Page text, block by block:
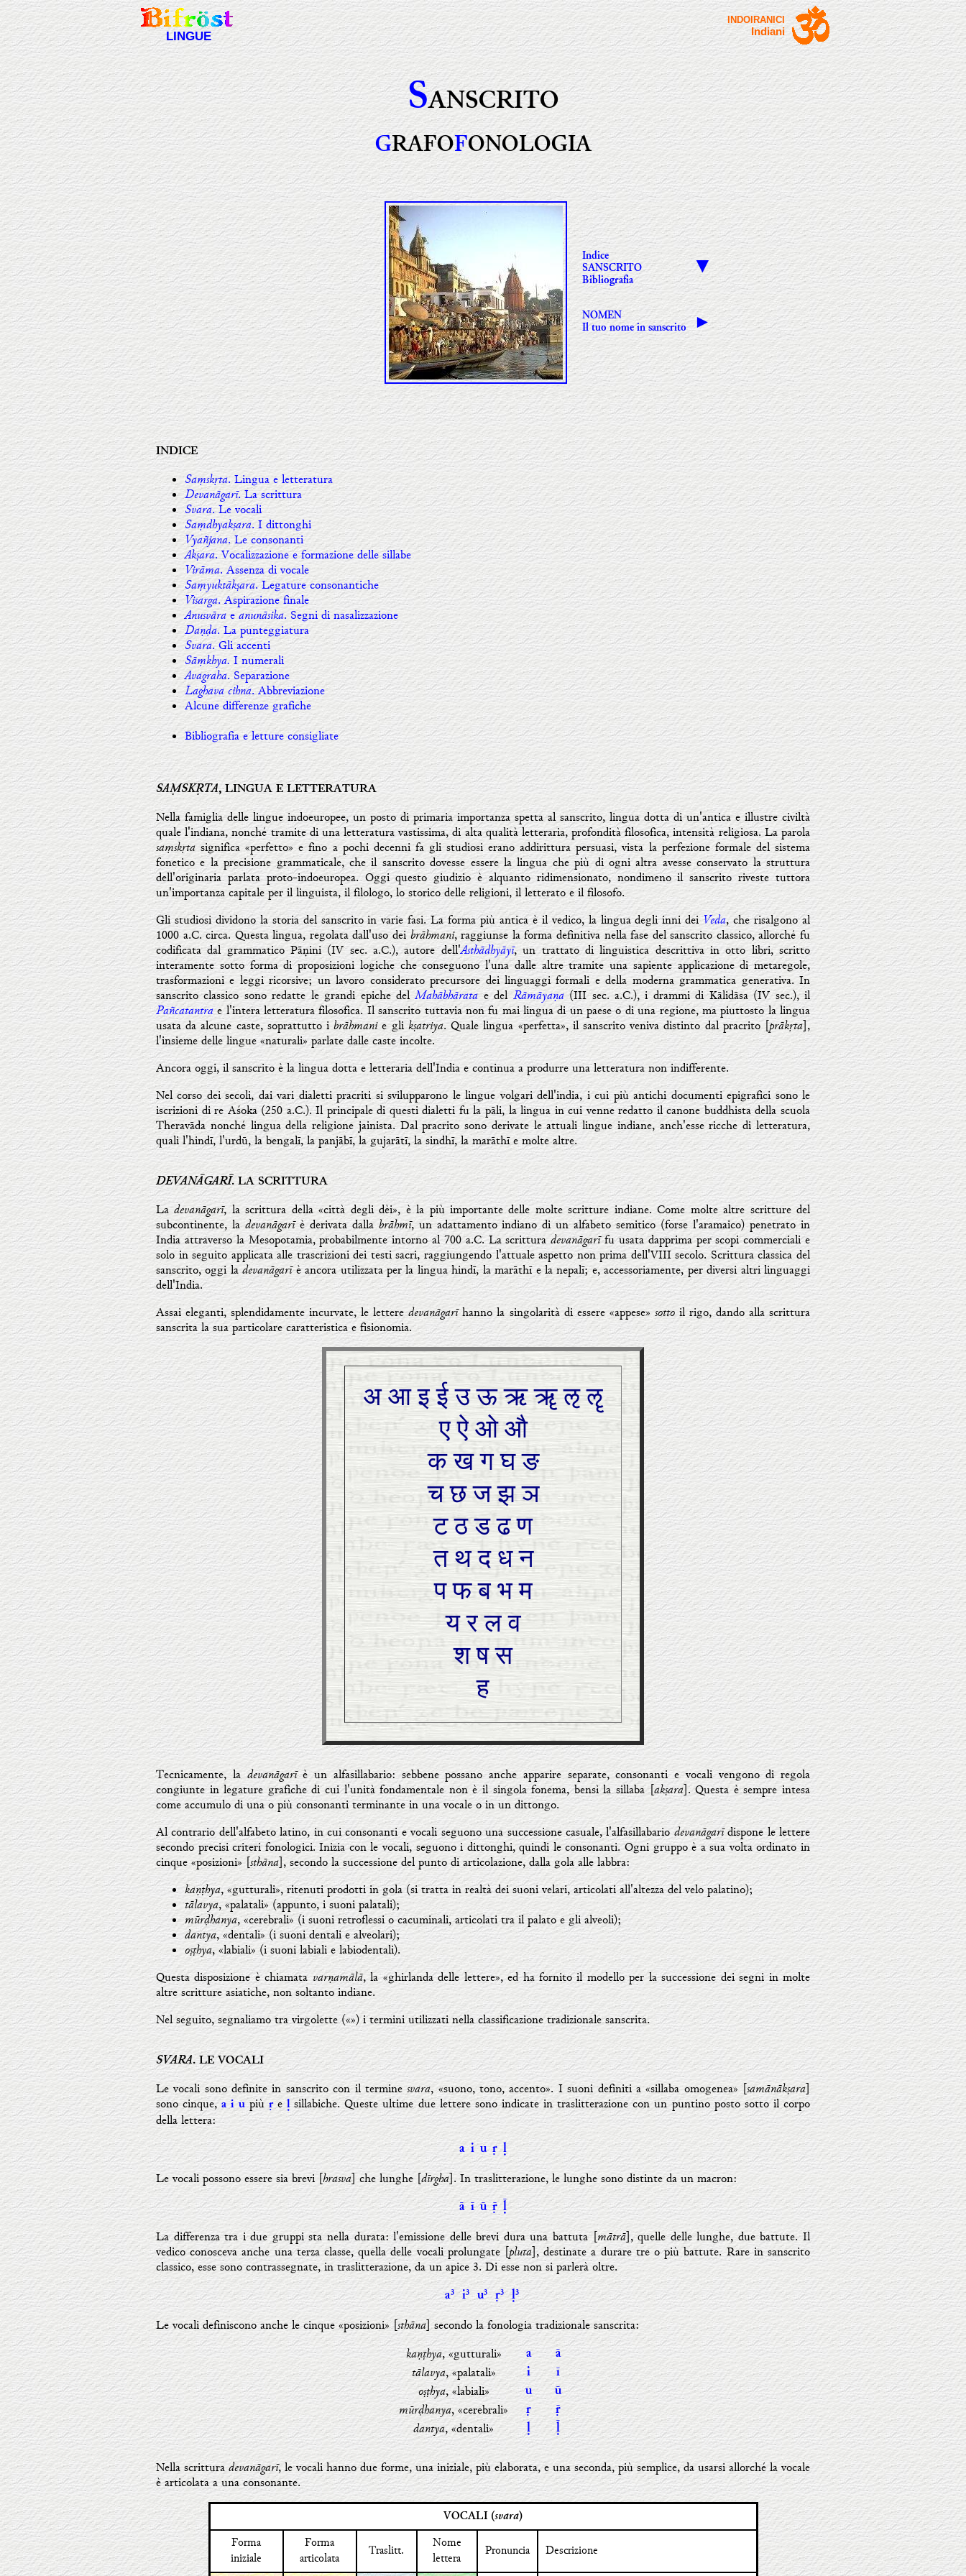
LINGUE
INDOIRANICI
Indiani
SANSCRITO
GRAFOFONOLOGIA
Indice
SANSCRITO
Bibliografia
▼
NOMEN
Il tuo nome in sanscrito
►
INDICE
Saṃskṛta. Lingua e letteratura
Devanāgarī. La scrittura
Svara. Le vocali
Saṃdhyakṣara. I dittonghi
Vyañjana. Le consonanti
Akṣara. Vocalizzazione e formazione delle sillabe
Virāma. Assenza di vocale
Saṃyuktākṣara. Legature consonantiche
Visarga. Aspirazione finale
Anusvāraeanunāsika. Segni di nasalizzazione
Daṇḍa. La punteggiatura
Svara. Gli accenti
Sāṃkhya. I numerali
Avagraha. Separazione
Laghava cihna. Abbreviazione
Alcune differenze grafiche
Bibliografia e letture consigliate
SAṂSKṚTA, LINGUA E LETTERATURA
Nella famiglia delle lingue indoeuropee, un posto di primaria importanza spetta al sanscrito, lingua dotta di un'antica e illustre civiltà
quale l'indiana, nonché tramite di una letteratura vastissima, di alta qualità letteraria, profondità filosofica, intensità religiosa. La parola
saṃskṛta significa «perfetto» e fino a pochi decenni fa gli studiosi erano addirittura persuasi, vista la perfezione formale del sistema
fonetico e la precisione grammaticale, che il sanscrito dovesse essere la lingua che più di ogni altra avesse conservato la struttura
dell'originaria parlata proto-indoeuropea. Oggi questo giudizio è alquanto ridimensionato, nondimeno il sanscrito riveste tuttora
un'importanza capitale per il linguista, il filologo, lo storico delle religioni, il letterato e il filosofo.
Gli studiosi dividono la storia del sanscrito in varie fasi. La forma più antica è il vedico, la lingua degli inni deiVeda, che risalgono al
1000 a.C. circa. Questa lingua, regolata dall'uso deibrāhmani, raggiunse la forma definitiva nella fase del sanscrito classico, allorché fu
codificata dal grammatico Pāṇini (IV sec. a.C.), autore dell'Asthādhyāyī, un trattato di linguistica descrittiva in otto libri, scritto
interamente sotto forma di proposizioni logiche che conseguono l'una dalle altre tramite una sapiente applicazione di metaregole,
trasformazioni e leggi ricorsive; un lavoro considerato precursore dei linguaggi formali e della moderna grammatica generativa. In
sanscrito classico sono redatte le grandi epiche delMahābhāratae del Rāmāyaṇa(III sec. a.C.), i drammi di Kālidāsa (IV sec.), il
Pañcatantra e l'intera letteratura filosofica. Il sanscrito tuttavia non fu mai lingua di un paese o di una regione, ma piuttosto la lingua
usata da alcune caste, soprattutto ibrāhmanie glikṣatriya. Quale lingua «perfetta», il sanscrito veniva distinto dal pracrito [prākṛta],
l'insieme delle lingue «naturali» parlate dalle caste incolte.
Ancora oggi, il sanscrito è la lingua dotta e letteraria dell'India e continua a produrre una letteratura non indifferente.
Nel corso dei secoli, dai vari dialetti pracriti si svilupparono le lingue volgari dell'india, i cui più antichi documenti epigrafici sono le
iscrizioni di re Aśoka (250 a.C.). Il principale di questi dialetti fu la pāli, la lingua in cui venne redatto il canone buddhista della scuola
Theravāda nonché lingua della religione jainista. Dal pracrito sono derivate le attuali lingue indiane, anch'esse ricche di letteratura,
quali l'hindī, l'urdū, la bengalī, la panjābī, la gujarātī, la sindhī, la marāthī e molte altre.
DEVANĀGARĪ. LA SCRITTURA
Ladevanāgarī, la scrittura della «città degli dèi», è la più importante delle molte scritture indiane. Come molte altre scritture del
subcontinente, la devanāgarīè derivata dalla brāhmī, un adattamento indiano di un alfabeto semitico (forse l'aramaico) penetrato in
India attraverso la Mesopotamia, probabilmente intorno al 700 a.C. La scritturadevanāgarīfu usata dapprima per scopi commerciali e
solo in seguito applicata alle trascrizioni dei testi sacri, raggiungendo l'attuale aspetto non prima dell'VIII secolo. Scrittura classica del
sanscrito, oggi ladevanāgarīè ancora utilizzata per la lingua hindī, la marāthī e la nepalī; e, accessoriamente, per diversi altri linguaggi
dell'India.
Assai eleganti, splendidamente incurvate, le letteredevanāgarīhanno la singolarità di essere «appese» sottoil rigo, dando alla scrittura
sanscrita la sua particolare caratteristica e fisionomia.
अ आ इ ई उ ऊ ऋ ॠ ऌ ॡ
ए ऐ ओ औ
क ख ग घ ङ
च छ ज झ ञ
ट ठ ड ढ ण
त थ द ध न
प फ ब भ म
य र ल व
श ष स
ह
Tecnicamente, ladevanāgarīè un alfasillabario: sebbene possano anche apparire separate, consonanti e vocali vengono di regola
congiunte in legature grafiche di cui l'unità fondamentale non è il singola fonema, bensì la sillaba [akṣara]. Questa è sempre intesa
come accumulo di una o più consonanti terminante in una vocale o in un dittongo.
Al contrario dell'alfabeto latino, in cui consonanti e vocali seguono una successione casuale, l'alfasillabariodevanāgarīdispone le lettere
secondo precisi criteri fonologici. Inizia con le vocali, seguono i dittonghi, quindi le consonanti. Ogni gruppo è a sua volta ordinato in
cinque «posizioni» [sthāna], secondo la successione del punto di articolazione, dalla gola alle labbra:
kaṇṭhya, «gutturali», ritenuti prodotti in gola (si tratta in realtà dei suoni velari, articolati all'altezza del velo palatino);
tālavya, «palatali» (appunto, i suoni palatali);
mūrḍhanya, «cerebrali» (i suoni retroflessi o cacuminali, articolati tra il palato e gli alveoli);
dantya, «dentali» (i suoni dentali e alveolari);
oṣṭhya, «labiali» (i suoni labiali e labiodentali).
Questa disposizione è chiamatavarṇamālā, la «ghirlanda delle lettere», ed ha fornito il modello per la successione dei segni in molte
altre scritture asiatiche, non soltanto indiane.
Nel seguito, segnaliamo tra virgolette («») i termini utilizzati nella classificazione tradizionale sanscrita.
SVARA. LE VOCALI
Le vocali sono definite in sanscrito con il terminesvara, «suono, tono, accento». I suoni definiti a «sillaba omogenea» [samānākṣara]
sono cinque,a i upiùṛe ḷsillabiche. Queste ultime due lettere sono indicate in traslitterazione con un puntino posto sotto il corpo
della lettera:
a i u ṛ ḷ
Le vocali possono essere sia brevi [hrasva] che lunghe [dīrgha]. In traslitterazione, le lunghe sono distinte da un macron:
ā ī ū ṝ ḹ
La differenza tra i due gruppi sta nella durata: l'emissione delle brevi dura una battuta [mātrā], quelle delle lunghe, due battute. Il
vedico conosceva anche una terza classe, quella delle vocali prolungate [pluta], destinate a durare tre o più battute. Rare in sanscrito
classico, esse sono contrassegnate, in traslitterazione, da un apice 3. Di esse non si parlerà oltre.
a³ i³ u³ ṛ³ ḷ³
Le vocali definiscono anche le cinque «posizioni» [sthāna] secondo la fonologia tradizionale sanscrita:
kaṇṭhya, «gutturali» a ā
tālavya, «palatali» i ī
oṣṭhya, «labiali» u ū
mūrḍhanya, «cerebrali» ṛ ṝ
dantya, «dentali» ḷ ḹ
Nella scrittura devanāgarī, le vocali hanno due forme, una iniziale, più elaborata, e una seconda, più semplice, da usarsi allorché la vocale
è articolata a una consonante.
VOCALI (svara)
Forma
iniziale
Forma
articolata
Traslitt.
Nome
lettera
Pronuncia Descrizione